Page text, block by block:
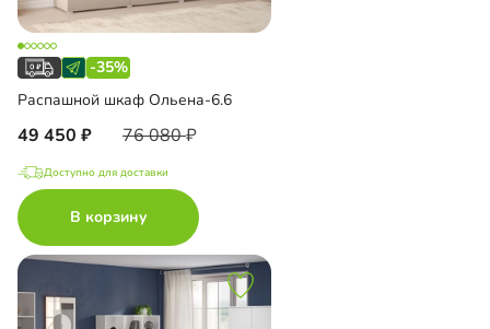
-35%
Распашной шкаф Ольена-6.6
49 450 76 080
Доступно для доставки
В корзину